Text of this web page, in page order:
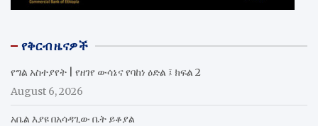
የቅርብ ዜናዎች
የግል አስተያየት | የዘገየ ውሳኔና የባከነ ዕድል ፤ ክፍል 2
August 6, 2026
አቤል እያዩ በአሳዳጊው ቤት ይቆያል